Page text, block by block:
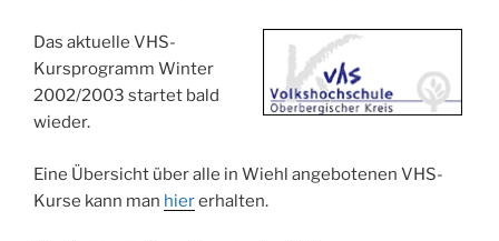
Das aktuelle VHS-
Kursprogramm Winter
2002/2003 startet bald
wieder.
Eine Übersicht über alle in Wiehl angebotenen VHS-
Kurse kann man hiererhalten.